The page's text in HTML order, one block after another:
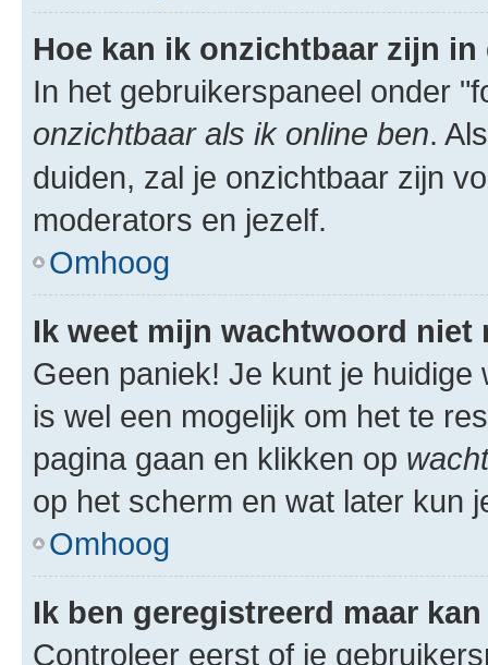
Hoe kan ik onzichtbaar zijn
In het gebruikerspaneel onder
onzichtbaar als ik online ben.
duiden, zal je onzichtbaar zijn
moderators en jezelf.
Omhoog
Ik weet mijn wachtwoord niet
Geen paniek! Je kunt je
is wel een mogelijk om het te
pagina gaan en klikken op
op het scherm en wat later kun
Omhoog
Ik ben geregistreerd maar
Controleer eerst of je